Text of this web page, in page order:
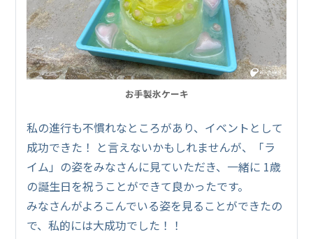
お手製氷ケーキ
私の進行も不慣れなところがあり、イベントとして
成功できた！ と言えないかもしれませんが、「ラ
イム」の姿をみなさんに見ていただき、一緒に 1歳
の誕生日を祝うことができて良かったです。
みなさんがよろこんでいる姿を見ることができたの
で、私的には大成功でした！！